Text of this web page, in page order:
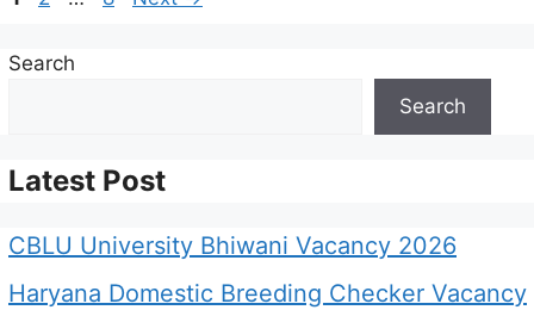
Search
Search
Latest Post
CBLU University Bhiwani Vacancy 2026
Haryana Domestic Breeding Checker Vacancy